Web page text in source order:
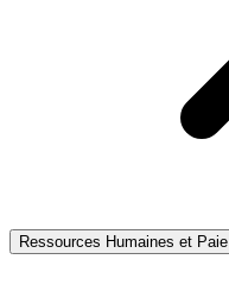
Ressources Humaines et Paie